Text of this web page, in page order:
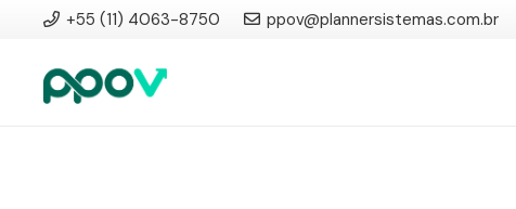
+55 (11) 4063-8750 ppov@plannersistemas.com.br